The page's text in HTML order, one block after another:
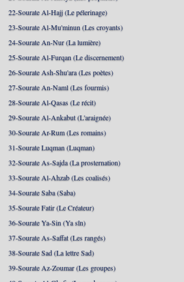
22-Sourate Al-Hajj (Le pélerinage)
23-Sourate Al-Mu'minun (Les croyants)
24-Sourate An-Nur (La lumière)
25-Sourate Al-Furqan (Le discernement)
26-Sourate Ash-Shu'ara (Les poètes)
27-Sourate An-Naml (Les fourmis)
28-Sourate Al-Qasas (Le récit)
29-Sourate Al-Ankabut (L'araignée)
30-Sourate Ar-Rum (Les romains)
31-Sourate Luqman (Luqman)
32-Sourate As-Sajda (La prosternation)
33-Sourate Al-Ahzab (Les coalisés)
34-Sourate Saba (Saba)
35-Sourate Fatir (Le Créateur)
36-Sourate Ya-Sin (Ya sîn)
37-Sourate As-Saffat (Les rangés)
38-Sourate Sad (La lettre Sad)
39-Sourate Az-Zoumar (Les groupes)